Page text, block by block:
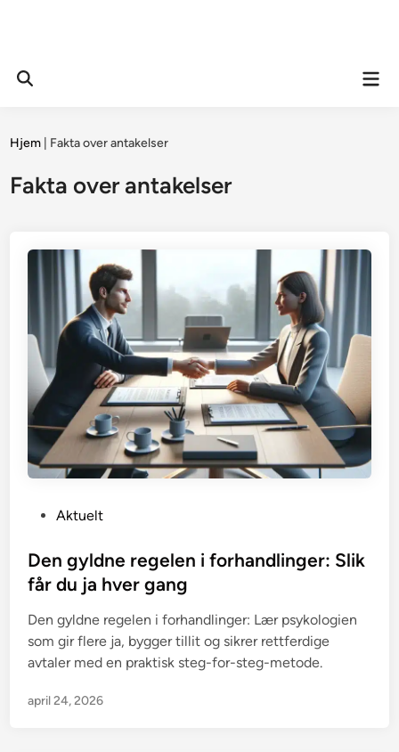
Open
Hjem Fakta over antakelser
Fakta over antakelser
s
t
d
i
n
Aktuelt
Den gyldne regelen i forhandlinger: Slik
får du ja hver gang
Den gyldne regelen i forhandlinger: Lær psykologien
som gir flere ja, bygger tillit og sikrer rettferdige
avtaler med en praktisk steg-for-steg-metode.
april 24, 2026